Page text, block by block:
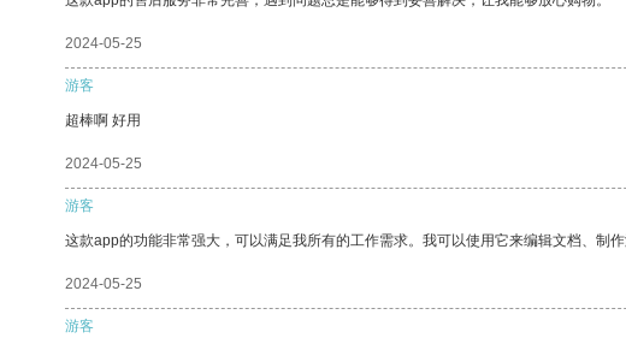
2024-05-25
游客
超棒啊 好用
2024-05-25
游客
这款app的功能非常强大，可以满足我所有的工作需求。我可以使用它来编辑文档、制作
2024-05-25
游客